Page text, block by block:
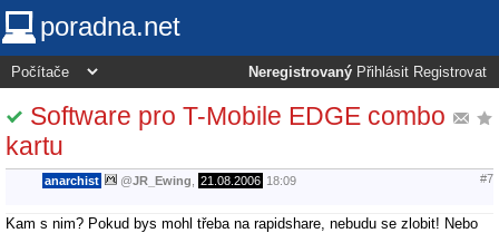
poradna.net
Neregistrovaný Přihlásit Registrovat
Software pro T-Mobile EDGE combo
kartu
anarchist @JR_Ewing 21.08.2006 18:09 #7
Kam s nim? Pokud bys mohl třeba na rapidshare, nebudu se zlobit! Nebo